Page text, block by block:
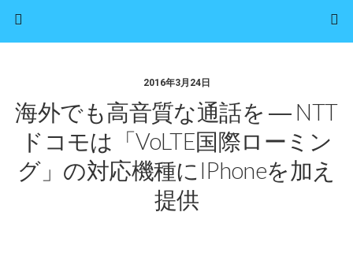
2016年3月24日
海外でも高音質な通話を ― NTT
ドコモは「VoLTE国際ローミン
グ」の対応機種にiPhoneを加え
提供